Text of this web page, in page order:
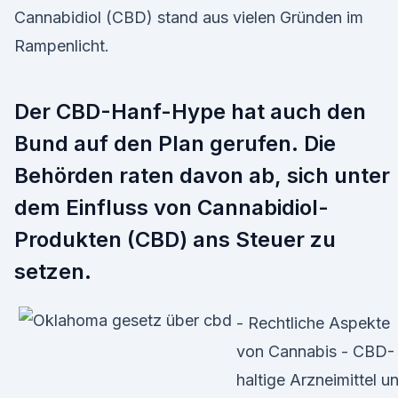
Cannabidiol (CBD) stand aus vielen Gründen im
Rampenlicht.
Der CBD-Hanf-Hype hat auch den
Bund auf den Plan gerufen. Die
Behörden raten davon ab, sich unter
dem Einfluss von Cannabidiol-
Produkten (CBD) ans Steuer zu
setzen.
- Rechtliche Aspekte
von Cannabis - CBD-
haltige Arzneimittel